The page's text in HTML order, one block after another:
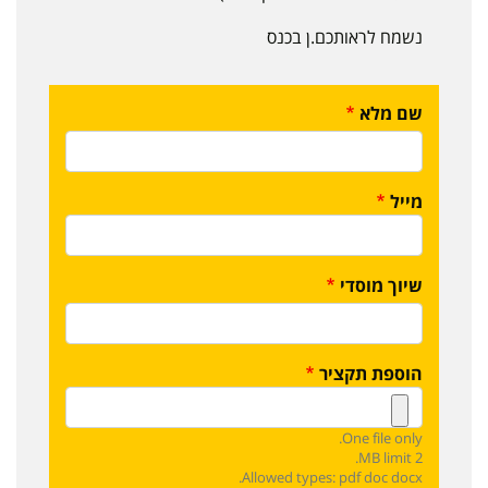
נשמח לראותכם.ן בכנס
שם מלא
מייל
שיוך מוסדי
הוספת תקציר
One file only.
2 MB limit.
Allowed types: pdf doc docx.